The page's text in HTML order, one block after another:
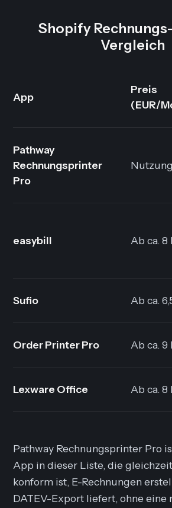
Shopify
Vergleich
App
Preis
(EUR/
Pathway
Rechnungsprinter
Pro
easybill Ab ca. 8
Sufio Ab ca.
Order Printer Pro Ab ca. 9
Lexware Office Ab ca. 8
Pathway Rechnungsprinter Pro
App in dieser Liste, die
konform ist, E-Rechnungen
DATEV-Export liefert, ohne eine